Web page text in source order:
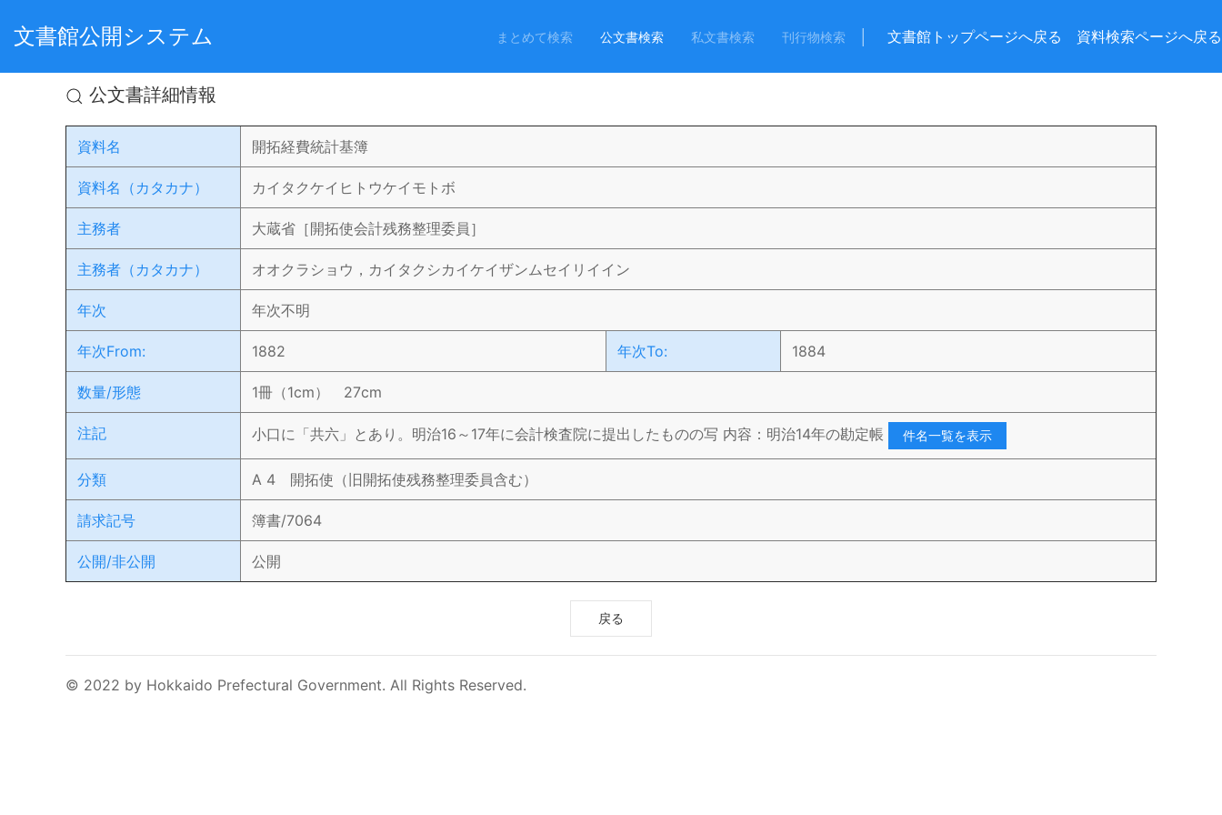
文書館公開システム まとめて検索 公文書検索 私文書検索 刊行物検索 文書館トップページへ戻る 資料検索ページへ戻る
公文書詳細情報
資料名 開拓経費統計基簿
資料名（カタカナ） カイタクケイヒトウケイモトボ
主務者 大蔵省［開拓使会計残務整理委員］
主務者（カタカナ） オオクラショウ，カイタクシカイケイザンムセイリイイン
年次 年次不明
年次From: 1882 年次To: 1884
数量/形態 1冊（1cm） 27cm
注記 小口に「共六」とあり。明治16～17年に会計検査院に提出したものの写 内容：明治14年の勘定帳 件名一覧を表示
分類 A 4 開拓使（旧開拓使残務整理委員含む）
請求記号 簿書/7064
公開/非公開 公開
戻る
© 2022 by Hokkaido Prefectural Government. All Rights Reserved.